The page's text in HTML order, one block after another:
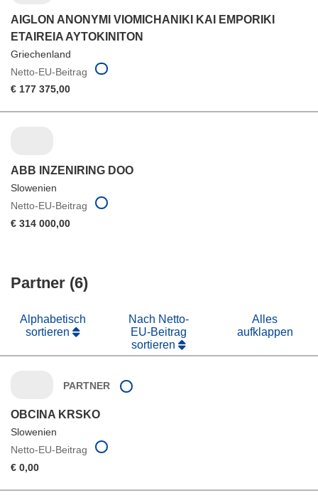
AIGLON ANONYMI VIOMICHANIKI KAI EMPORIKI
ETAIREIA AYTOKINITON
Griechenland
Netto-EU-Beitrag
€ 177 375,00
ABB INZENIRING DOO
Slowenien
Netto-EU-Beitrag
€ 314 000,00
Partner (6)
Alphabetisch
sortieren
Nach Netto-
EU-Beitrag
sortieren
Alles
aufklappen
PARTNER
OBCINA KRSKO
Slowenien
Netto-EU-Beitrag
€ 0,00